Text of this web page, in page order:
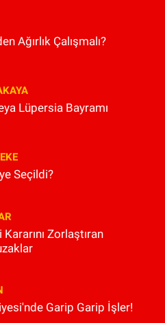
Ağırlık Çalışmalı?
Lüpersia Bayramı
Seçildi?
Zorlaştıran
Garip Garip İşler!